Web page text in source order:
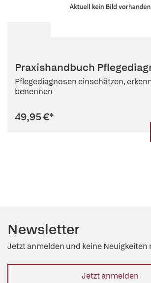
Praxishandbuch
Pflegediagnosen einschätzen,
benennen
49,95 €*
Newsletter
Jetzt anmelden und keine Neuigkeiten
Jetzt anmelden